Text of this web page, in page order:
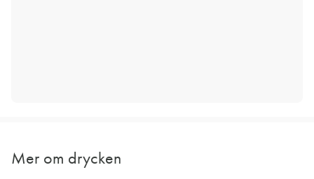
Mer om drycken